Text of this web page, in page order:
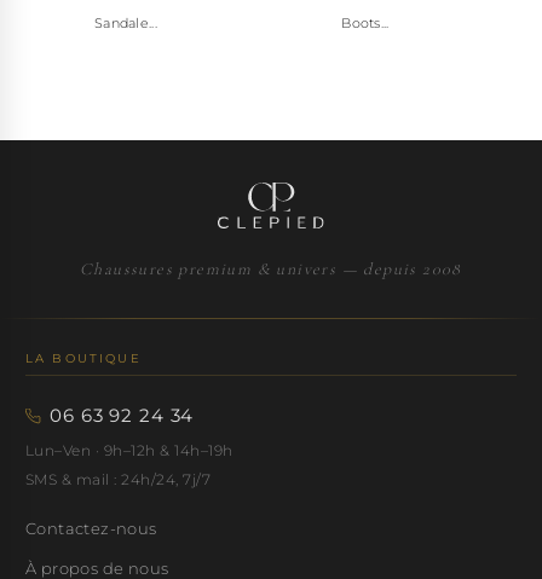
Sandale... Boots...
Chaussures premium & univers — depuis 2008
LA BOUTIQUE
06 63 92 24 34
Lun–Ven · 9h–12h & 14h–19h
SMS & mail : 24h/24, 7j/7
Contactez-nous
À propos de nous